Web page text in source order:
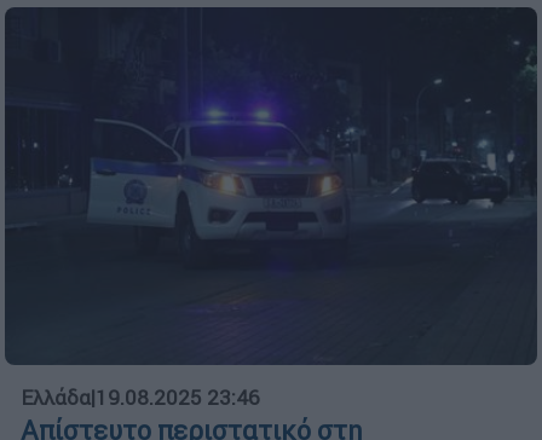
Ελλάδα|19.08.2025 23:46
Απίστευτο περιστατικό στη